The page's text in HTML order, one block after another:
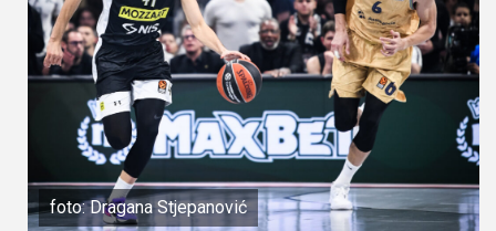
foto: Dragana Stjepanović